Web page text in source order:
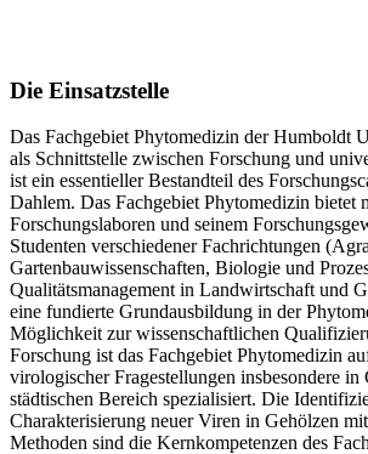
Die Einsatzstelle
Das Fachgebiet Phytomedizin der Humboldt
als Schnittstelle zwischen Forschung und
ist ein essentieller Bestandteil des
Dahlem. Das Fachgebiet Phytomedizin bietet
Forschungslaboren und seinem
Studenten verschiedener Fachrichtungen
Gartenbauwissenschaften, Biologie und
Qualitätsmanagement in Landwirtschaft und
eine fundierte Grundausbildung in der
Möglichkeit zur wissenschaftlichen
Forschung ist das Fachgebiet Phytomedizin
virologischer Fragestellungen insbesondere in
städtischen Bereich spezialisiert. Die
Charakterisierung neuer Viren in Gehölzen
Methoden sind die Kernkompetenzen des